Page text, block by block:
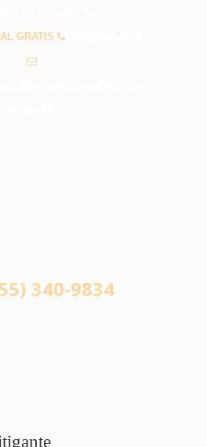
GRATIS
340-9834